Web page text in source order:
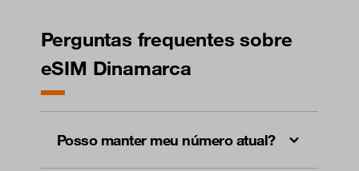
Perguntas frequentes sobre
eSIM Dinamarca
Posso manter meu número atual?